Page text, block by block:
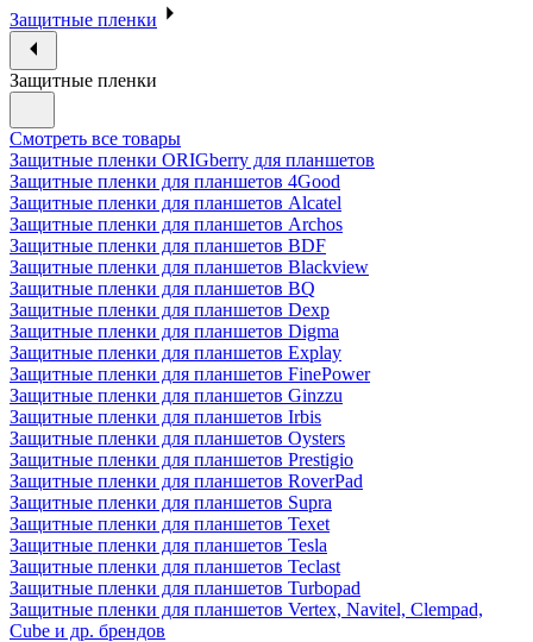
Защитные пленки
Защитные пленки
Смотреть все товары
Защитные пленки ORIGberry для планшетов
Защитные пленки для планшетов 4Good
Защитные пленки для планшетов Alcatel
Защитные пленки для планшетов Archos
Защитные пленки для планшетов BDF
Защитные пленки для планшетов Blackview
Защитные пленки для планшетов BQ
Защитные пленки для планшетов Dexp
Защитные пленки для планшетов Digma
Защитные пленки для планшетов Explay
Защитные пленки для планшетов FinePower
Защитные пленки для планшетов Ginzzu
Защитные пленки для планшетов Irbis
Защитные пленки для планшетов Oysters
Защитные пленки для планшетов Prestigio
Защитные пленки для планшетов RoverPad
Защитные пленки для планшетов Supra
Защитные пленки для планшетов Texet
Защитные пленки для планшетов Tesla
Защитные пленки для планшетов Teclast
Защитные пленки для планшетов Turbopad
Защитные пленки для планшетов Vertex, Navitel, Clempad,
Cube и др. брендов